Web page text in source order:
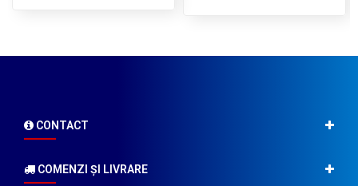
CONTACT
COMENZI ŞI LIVRARE